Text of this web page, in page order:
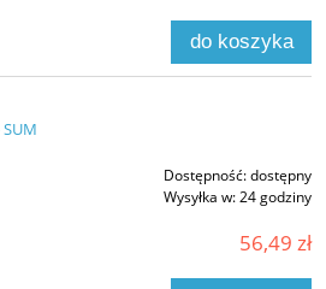
do koszyka
SUM
Dostępność:dostępny
Wysyłka w:24 godziny
56,49 zł